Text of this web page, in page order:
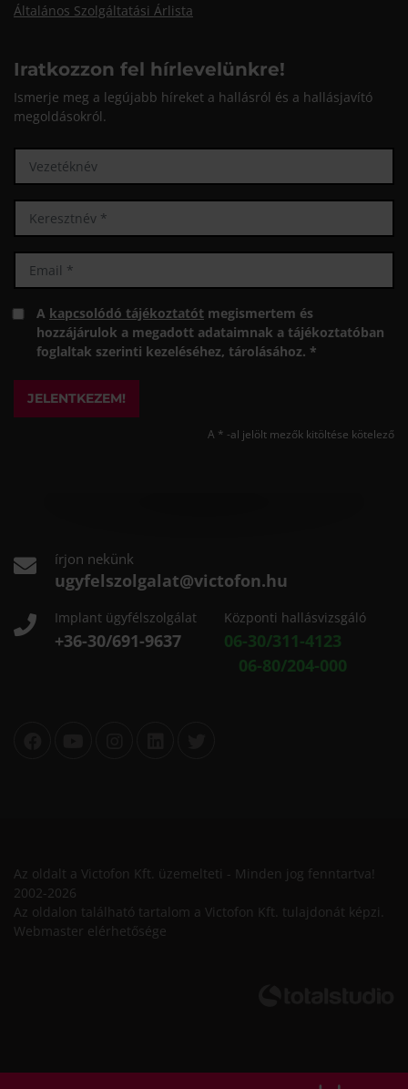
Általános Szolgáltatási Árlista
Iratkozzon fel hírlevelünkre!
Ismerje meg a legújabb híreket a hallásról és a hallásjavító
megoldásokról.
A kapcsolódó tájékoztatót megismertem és
hozzájárulok a megadott adataimnak a tájékoztatóban
foglaltak szerinti kezeléséhez, tárolásához. *
JELENTKEZEM!
A * -al jelölt mezők kitöltése kötelező
írjon nekünk
ugyfelszolgalat@victofon.hu
Implant ügyfélszolgálat
+36-30/691-9637
Központi hallásvizsgáló
06-30/311-4123
06-80/204-000
Az oldalt a Victofon Kft. üzemelteti - Minden jog fenntartva!
2002-2026
Az oldalon található tartalom a Victofon Kft. tulajdonát képzi.
Webmaster elérhetősége